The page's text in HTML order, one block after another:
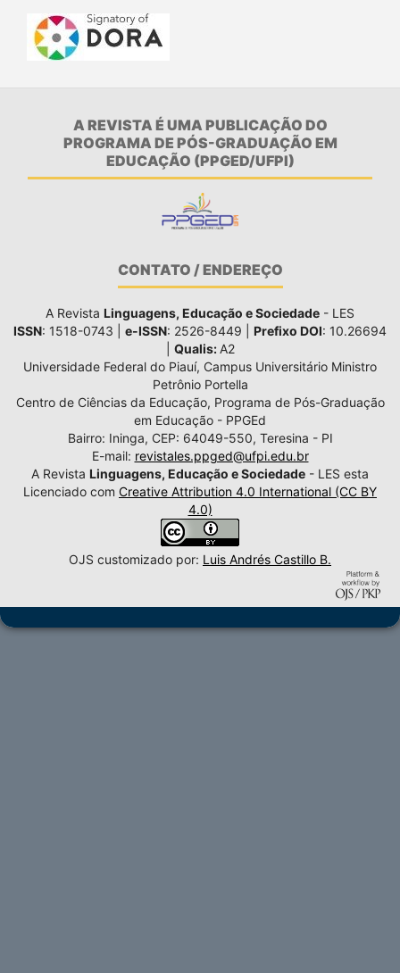
A REVISTA É UMA PUBLICAÇÃO DO
PROGRAMA DE PÓS-GRADUAÇÃO EM
EDUCAÇÃO (PPGED/UFPI)
CONTATO / ENDEREÇO
A Revista Linguagens, Educação e Sociedade - LES
ISSN: 1518-0743 | e-ISSN: 2526-8449 | Prefixo DOI: 10.26694
Qualis: A2
Universidade Federal do Piauí, Campus Universitário Ministro
Petrônio Portella
Centro de Ciências da Educação, Programa de Pós-Graduação
em Educação - PPGEd
Bairro: Ininga, CEP: 64049-550, Teresina - PI
E-mail: revistales.ppged@ufpi.edu.br
A Revista Linguagens, Educação e Sociedade - LES esta
Licenciado com Creative Attribution 4.0 International (CC BY
4.0)
OJS customizado por: Luis Andrés Castillo B.